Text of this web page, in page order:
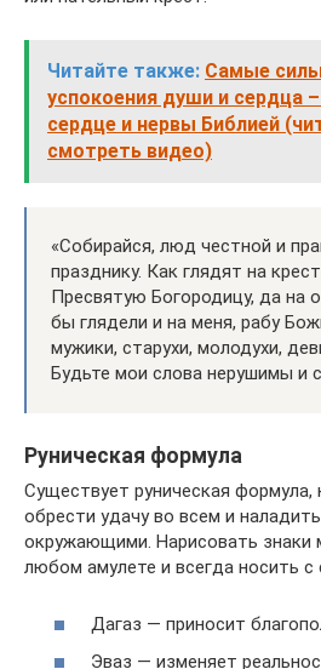
Читайте также: Самые
успокоения души и сердца
сердце и нервы Библией
смотреть видео)
«Собирайся, люд честной и
празднику. Как глядят на
Пресвятую Богородицу, да на
бы глядели и на меня, рабу
мужики, старухи, молодухи,
Будьте мои слова нерушимы и
Руническая формула
Существует руническая
обрести удачу во всем и
окружающими. Нарисовать знаки
любом амулете и всегда носить с
Дагаз — приносит
Эваз — изменяет